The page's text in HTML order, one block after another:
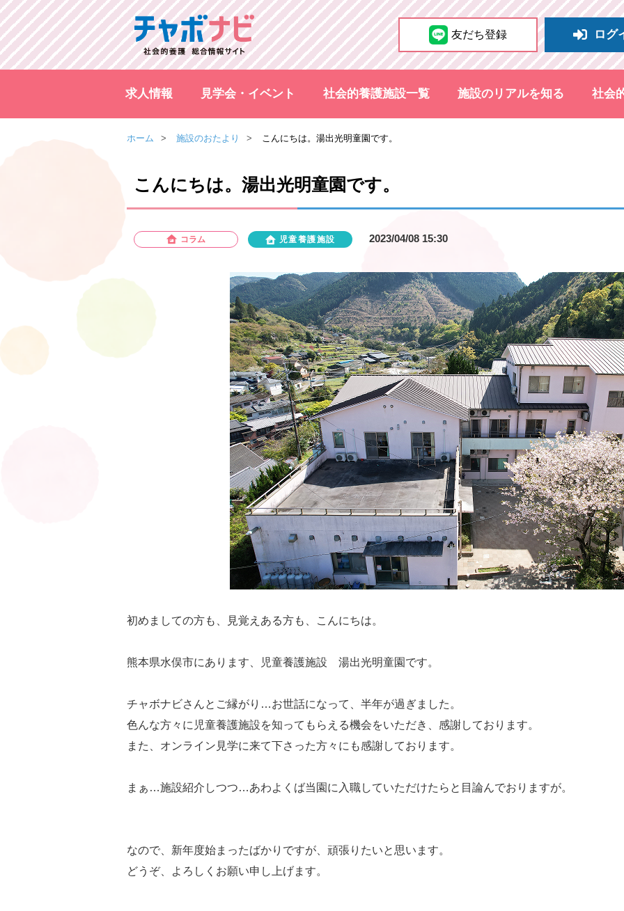
友だち登録 ログ
求人情報 見学会・イベント 社会的養護施設一覧 施設のリアルを知る 社会
ホーム 施設のおたより こんにちは。湯出光明童園です。
こんにちは。湯出光明童園です。
コラム 児童養護施設 2023/04/08 15:30
初めましての方も、見覚えある方も、こんにちは。
熊本県水俣市にあります、児童養護施設 湯出光明童園です。
チャボナビさんとご縁がり…お世話になって、半年が過ぎました。
色んな方々に児童養護施設を知ってもらえる機会をいただき、感謝しております。
また、オンライン見学に来て下さった方々にも感謝しております。
まぁ…施設紹介しつつ…あわよくば当園に入職していただけたらと目論んでおりますが。
なので、新年度始まったばかりですが、頑張りたいと思います。
どうぞ、よろしくお願い申し上げます。